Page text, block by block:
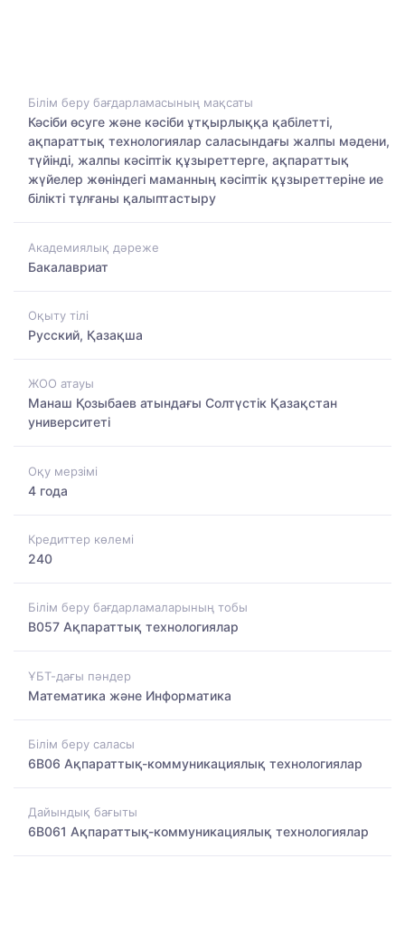
Білім беру бағдарламасының мақсаты
Кәсіби өсуге және кәсіби ұтқырлыққа қабілетті,
ақпараттық технологиялар саласындағы жалпы мәдени,
түйінді, жалпы кәсіптік құзыреттерге, ақпараттық
жүйелер жөніндегі маманның кәсіптік құзыреттеріне ие
білікті тұлғаны қалыптастыру
Академиялық дәреже
Бакалавриат
Оқыту тілі
Русский, Қазақша
ЖОО атауы
Манаш Қозыбаев атындағы Солтүстік Қазақстан
университеті
Оқу мерзімі
4 года
Кредиттер көлемі
240
Білім беру бағдарламаларының тобы
B057 Ақпараттық технологиялар
ҰБТ-дағы пәндер
Математика және Информатика
Білім беру саласы
6B06 Ақпараттық-коммуникациялық технологиялар
Дайындық бағыты
6B061 Ақпараттық-коммуникациялық технологиялар